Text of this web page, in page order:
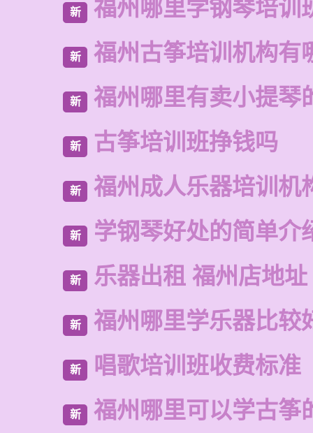
新 福州哪里学钢琴培训
新 福州古筝培训机构有
新 福州哪里有卖小提琴
新 古筝培训班挣钱吗
新 福州成人乐器培训机
新 学钢琴好处的简单介
新 乐器出租 福州店地址
新 福州哪里学乐器比较
新 唱歌培训班收费标准
新 福州哪里可以学古筝